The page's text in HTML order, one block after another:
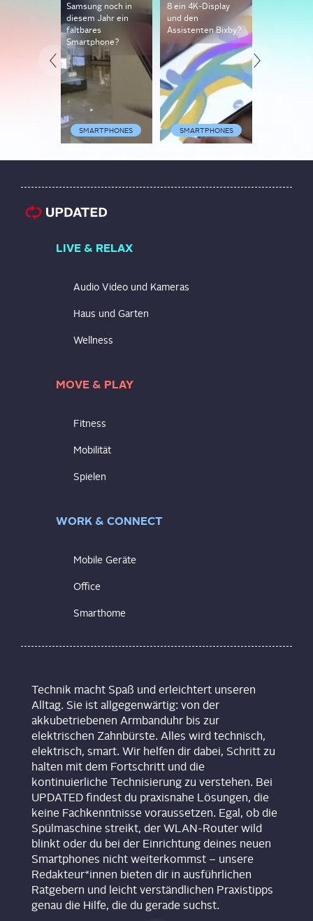
SMARTPHONES
Samsung noch in
diesem Jahr ein
faltbares
Smartphone?
SMARTPHONES
8 ein 4K-Display
und den
Assistenten Bixby?
LIVE & RELAX
Audio Video und Kameras
Haus und Garten
Wellness
MOVE & PLAY
Fitness
Mobilität
Spielen
WORK & CONNECT
Mobile Geräte
Office
Smarthome
Technik macht Spaß und erleichtert unseren
Alltag. Sie ist allgegenwärtig: von der
akkubetriebenen Armbanduhr bis zur
elektrischen Zahnbürste. Alles wird technisch,
elektrisch, smart. Wir helfen dir dabei, Schritt zu
halten mit dem Fortschritt und die
kontinuierliche Technisierung zu verstehen. Bei
UPDATED findest du praxisnahe Lösungen, die
keine Fachkenntnisse voraussetzen. Egal, ob die
Spülmaschine streikt, der WLAN-Router wild
blinkt oder du bei der Einrichtung deines neuen
Smartphones nicht weiterkommst – unsere
Redakteur*innen bieten dir in ausführlichen
Ratgebern und leicht verständlichen Praxistipps
genau die Hilfe, die du gerade suchst.